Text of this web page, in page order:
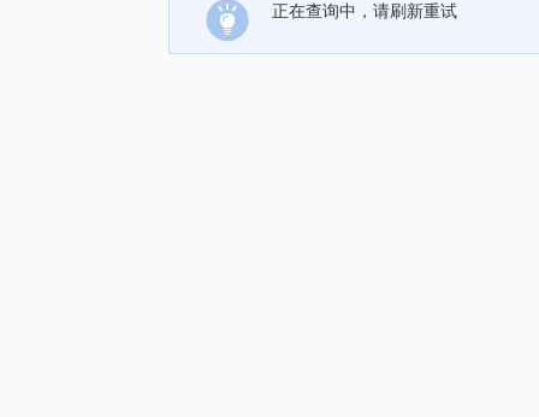
正在查询中，请刷新重试